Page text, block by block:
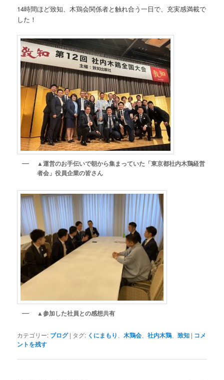
14時間ほど致知、木鶏会関係者と触れ合う一日で、充実感満載で
した！
▲運営のお手伝いで朝から集まっていた「東京都社内木鶏経営
者会」役員企業の皆さん
▲参加した社員との感想共有
カテゴリー: ブログ | タグ: くにまもり 、木鶏会 、社内木鶏 、致知 | コメ
ントを残す